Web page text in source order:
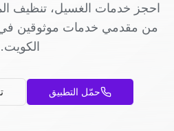
احجز خدمات الغسيل، تنظيف
من مقدمي خدمات موثوقين في
الكويت.
حمّل التطبيق